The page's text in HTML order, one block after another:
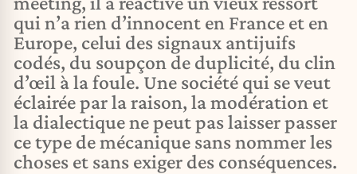
qui n’a rien d’innocent en France et en
Europe, celui des signaux antijuifs
codés, du soupçon de duplicité, du clin
d’œil à la foule. Une société qui se veut
éclairée par la raison, la modération et
la dialectique ne peut pas laisser passer
ce type de mécanique sans nommer les
choses et sans exiger des conséquences.